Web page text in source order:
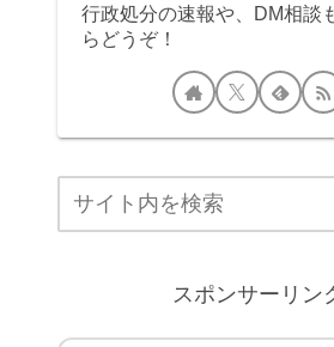
行政処分の速報や、DM相談
らどうぞ！
スポンサーリン